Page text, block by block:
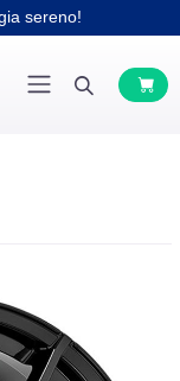
sereno!